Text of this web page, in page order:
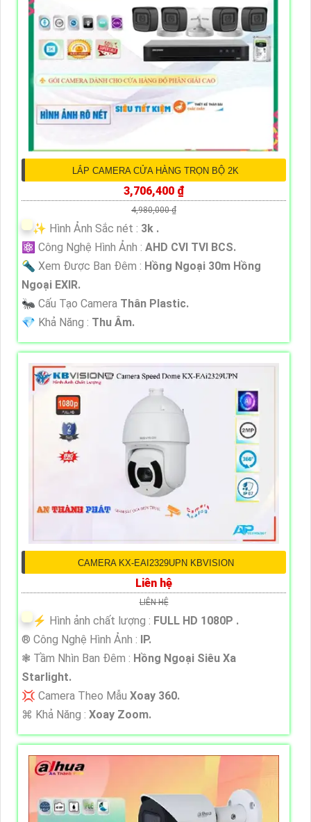
LẮP CAMERA CỬA HÀNG TRỌN BỘ 2K
3,706,400 ₫
4,980,000 ₫
✨ Hình Ảnh Sắc nét : 3k .
⚛️ Công Nghệ Hình Ảnh : AHD CVI TVI BCS.
🔦 Xem Được Ban Đêm : Hồng Ngoại 30m Hồng
Ngoại EXIR.
🐜 Cấu Tạo Camera Thân Plastic.
️💎 Khả Năng : Thu Âm.
CAMERA KX-EAI2329UPN KBVISION
Liên hệ
LIÊN HỆ
️⚡ Hình ảnh chất lượng : FULL HD 1080P .
®️ Công Nghệ Hình Ảnh :
IP.
❃ Tầm Nhìn Ban Đêm : Hồng Ngoại Siêu Xa
Starlight.
💢 Camera Theo Mẫu Xoay 360.
️⌘ Khả Năng : Xoay Zoom.